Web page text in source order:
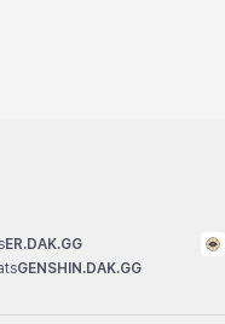
ER.DAK.GG
GENSHIN.DAK.GG